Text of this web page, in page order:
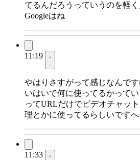
てるんだろうっていうのを軽
Googleはね
11:19
やはりさすがって感じなんで
いはいで何に使ってるかって
ってURLだけでビデオチャッ
理とかに使ってるらしいですへ
11:33